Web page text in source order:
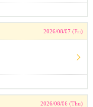
2026/08/07 (Fri)
2026/08/06 (Thu)